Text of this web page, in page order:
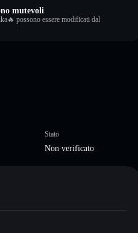
mutevoli
possono essere modificati dal
Stato
Non verificato